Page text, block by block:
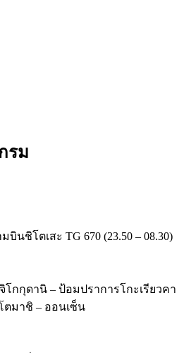
รม
ชิโตเสะ TG 670 (23.50 – 08.30)
โกกุดานิ – ป้อมปราการโกะเรียวคา
ตมาชิ – ออนเซ็น